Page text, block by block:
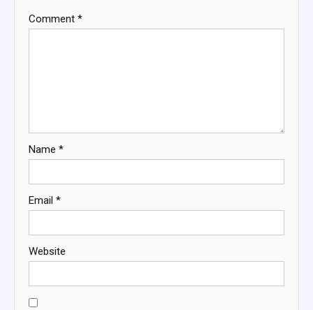
Comment *
Name *
Email *
Website